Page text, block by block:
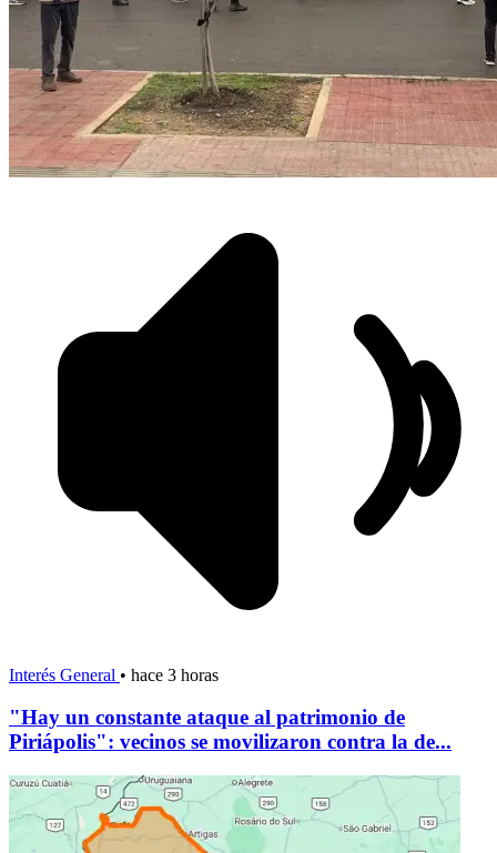
Interés General • hace 3 horas
"Hay un constante ataque al patrimonio de
Piriápolis": vecinos se movilizaron contra la de...